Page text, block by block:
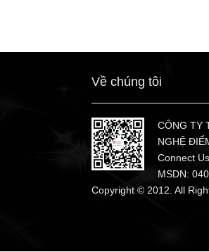
n
Về chúng tôi
CÔNG TY
NGHỆ
Connect
MSDN:
Copyright © 2012. All